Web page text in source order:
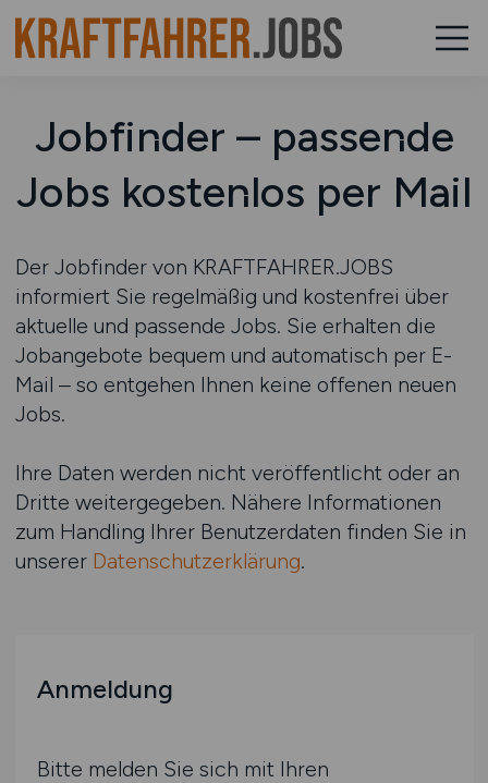
Jobfinder – passende
Jobs kostenlos per Mail
Der Jobfinder von KRAFTFAHRER.JOBS
informiert Sie regelmäßig und kostenfrei über
aktuelle und passende Jobs. Sie erhalten die
Jobangebote bequem und automatisch per E-
Mail – so entgehen Ihnen keine offenen neuen
Jobs.
Ihre Daten werden nicht veröffentlicht oder an
Dritte weitergegeben. Nähere Informationen
zum Handling Ihrer Benutzerdaten finden Sie in
unserer Datenschutzerklärung.
Anmeldung
Bitte melden Sie sich mit Ihren